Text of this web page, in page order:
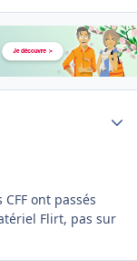
ont passés
Flirt, pas sur